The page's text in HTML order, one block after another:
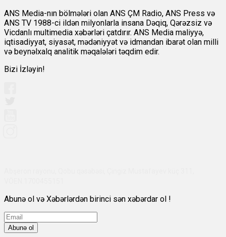
ANS Media-nın bölmələri olan ANS ÇM Radio, ANS Press və
ANS TV 1988-ci ildən milyonlarla insana Dəqiq, Qərəzsiz və
Vicdanlı multimedia xəbərləri çatdırır. ANS Media maliyyə,
iqtisadiyyat, siyasət, mədəniyyət və idmandan ibarət olan milli
və beynəlxalq analitik məqalələri təqdim edir.
Bizi İzləyin!
Abunə ol və Xəbərlərdən birinci sən xəbərdar ol !
Abunə ol